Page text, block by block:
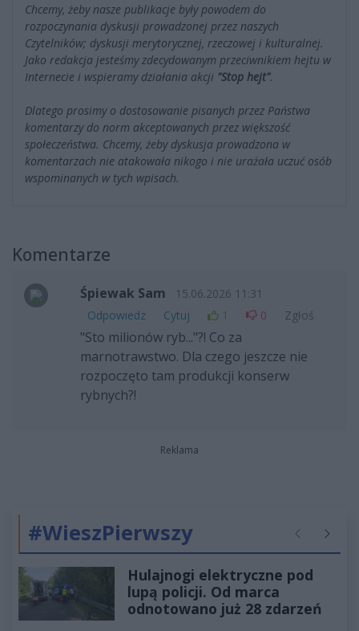
Chcemy, żeby nasze publikacje były powodem do
rozpoczynania dyskusji prowadzonej przez naszych
Czytelników; dyskusji merytorycznej, rzeczowej i kulturalnej.
Jako redakcja jesteśmy zdecydowanym przeciwnikiem hejtu w
Internecie i wspieramy działania akcji "Stop hejt".
Dlatego prosimy o dostosowanie pisanych przez Państwa
komentarzy do norm akceptowanych przez większość
społeczeństwa. Chcemy, żeby dyskusja prowadzona w
komentarzach nie atakowała nikogo i nie urażała uczuć osób
wspominanych w tych wpisach.
Komentarze
Śpiewak Sam
15.06.2026 11:31
Odpowiedz
Cytuj 1 0 Zgłoś
"Sto milionów ryb..."?! Co za
marnotrawstwo. Dla czego jeszcze nie
rozpoczęto tam produkcji konserw
rybnych?!
Reklama
#WieszPierwszy Poprzednie
Hulajnogi elektryczne pod
lupą policji. Od marca
odnotowano już 28 zdarzeń